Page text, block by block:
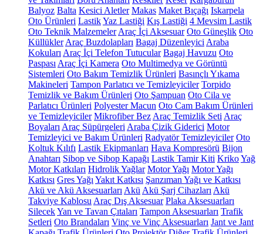
Balyoz Balta Kesici Aletler Makas Maket Bıçağı Iskarpela
Oto Ürünleri LastikYaz Lastiği Kış Lastiği 4 Mevsim Lastik
Oto Teknik Malzemeler Araç İçi Aksesuar Oto Güneşlik Oto
Küllükler Araç Buzdolapları Bagaj Düzenleyici Araba
Kokuları Araç İçi Telefon Tutucular Bagaj Havuzu Oto
Paspası Araç İçi Kamera Oto Multimedya ve Görüntü
Sistemleri Oto Bakım Temizlik Ürünleri Basınçlı Yıkama
Makineleri Tampon Parlatıcı ve Temizleyiciler Torpido
Temizlik ve Bakım Ürünleri Oto Şampuan Oto Cila ve
Parlatıcı Ürünleri Polyester Macun Oto Cam Bakım Ürünleri
ve Temizleyiciler Mikrofiber Bez Araç Temizlik Seti Araç
Boyaları Araç Süpürgeleri Araba Çizik Giderici Motor
Temizleyici ve Bakım Ürünleri Radyatör Temizleyiciler Oto
Koltuk Kılıfı Lastik Ekipmanları Hava Kompresörü Bijon
Anahtarı Sibop ve Sibop Kapağı Lastik Tamir Kiti KrikoYağ
Motor Katkıları Hidrolik Yağlar Motor Yağı Motor Yağı
Katkısı Gres Yağı Yakıt Katkısı Şanzıman Yağı ve Katkısı
Akü ve Akü Aksesuarları Akü Akü Şarj Cihazları Akü
Takviye Kablosu Araç Dış Aksesuar Plaka Aksesuarları
SilecekYan ve Tavan Çıtaları Tampon Aksesuarları Trafik
Setleri Oto Brandaları Vinç ve Vinç Aksesuarları Jant ve Jant